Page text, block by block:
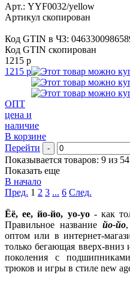
Арт.: YYF0032/yellow
Артикул скопирован
Код GTIN в ЧЗ:
Код GTIN скопирован
1215 р
1215 р
ОПТ
цена и
наличие
В корзине
Перейти
-
Показывается товаров: 9 из 54
Показать еще
В начало
Пред. 1 2 3 ... 6 След.
Ёё, ее, йо-йо, yo-yo- как
Правильное название йо-йо
оптом или в интернет-
только бегающая вверх-
поколения с
трюков и игры в стиле new